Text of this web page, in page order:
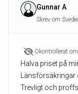
Gunnar A
Skrev om
Okontrollerat
Halva priset på
Länsförsäkringar
Trevligt och